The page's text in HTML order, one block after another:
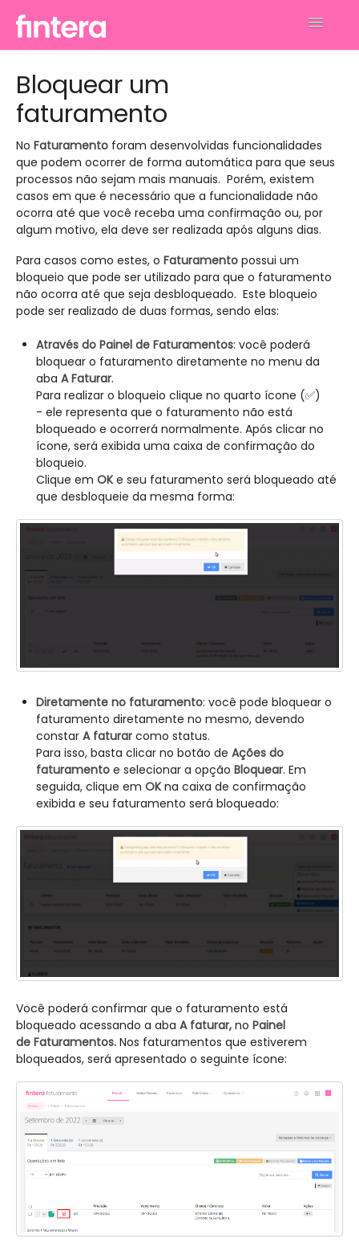
Toggle
Financeiro
Faturamento
Gerenciar Perfil e Conta
Contato
Bloquear um
faturamento
No Faturamento foram desenvolvidas funcionalidades
que podem ocorrer de forma automática para que seus
processos não sejam mais manuais. Porém, existem
casos em que é necessário que a funcionalidade não
ocorra até que você receba uma confirmação ou, por
algum motivo, ela deve ser realizada após alguns dias.
Para casos como estes, o Faturamento possui um
bloqueio que pode ser utilizado para que o faturamento
não ocorra até que seja desbloqueado. Este bloqueio
pode ser realizado de duas formas, sendo elas:
Através do Painel de Faturamentos: você poderá
bloquear o faturamento diretamente no menu da
aba A Faturar.
Para realizar o bloqueio clique no quarto ícone (✅)
- ele representa que o faturamento não está
bloqueado e ocorrerá normalmente. Após clicar no
ícone, será exibida uma caixa de confirmação do
bloqueio.
Clique em OKe seu faturamento será bloqueado até
que desbloqueie da mesma forma:
Diretamente no faturamento: você pode bloquear o
faturamento diretamente no mesmo, devendo
constar A faturar como status.
Para isso, basta clicar no botão de Ações do
faturamento e selecionar a opção Bloquear. Em
seguida, clique em OKna caixa de confirmação
exibida e seu faturamento será bloqueado:
Você poderá confirmar que o faturamento está
bloqueado acessando a aba A faturar, no Painel
de Faturamentos. Nos faturamentos que estiverem
bloqueados, será apresentado o seguinte ícone: